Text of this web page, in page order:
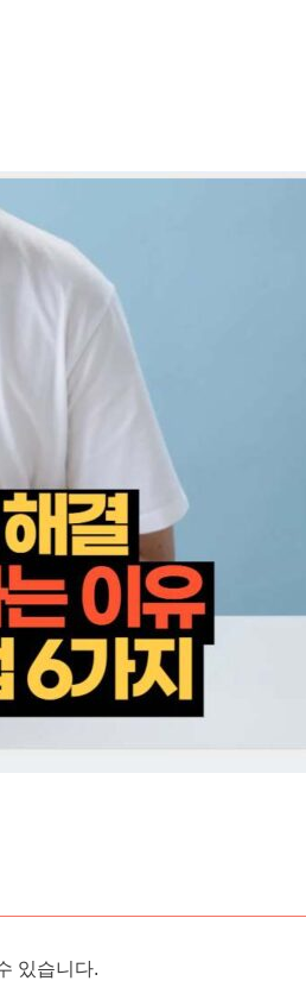
있습니다.